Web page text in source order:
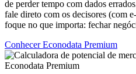
de perder tempo com dados
fale direto com os decisores (com
foque no que importa: fechar
Conhecer Econodata Premium